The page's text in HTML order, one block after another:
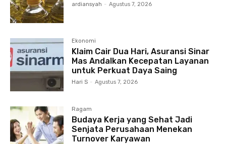
ardiansyah - Agustus 7, 2026
Ekonomi
Klaim Cair Dua Hari, Asuransi Sinar
Mas Andalkan Kecepatan Layanan
untuk Perkuat Daya Saing
Hari S - Agustus 7, 2026
Ragam
Budaya Kerja yang Sehat Jadi
Senjata Perusahaan Menekan
Turnover Karyawan